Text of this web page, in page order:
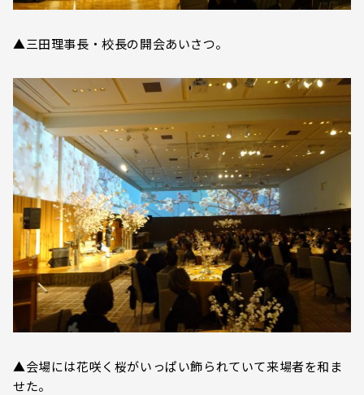
▲三田理事長・校長の開会あいさつ。
▲会場には花咲く桜がいっぱい飾られていて来場者を和ま
せた。